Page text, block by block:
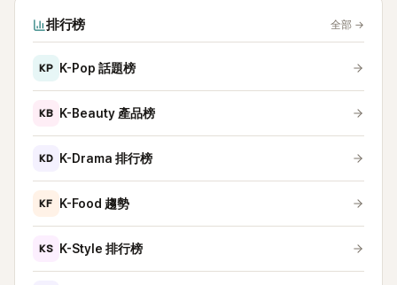
排行榜 全部 →
KP K-Pop 話題榜
KB K-Beauty 產品榜
KD K-Drama 排行榜
KF K-Food 趨勢
KS K-Style 排行榜